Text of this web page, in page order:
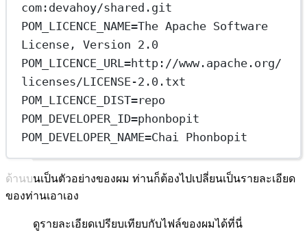
com:devahoy/shared.git
POM_LICENCE_NAME=The Apache Software
License, Version 2.0
POM_LICENCE_URL=http://www.apache.org/
licenses/LICENSE-2.0.txt
POM_LICENCE_DIST=repo
POM_DEVELOPER_ID=phonbopit
POM_DEVELOPER_NAME=Chai Phonbopit
ด้านบนเป็นตัวอย่างของผม ท่านก็ต้องไปเปลี่ยนเป็นรายละเอียด
ของท่านเอาเอง
ดูรายละเอียดเปรียบเทียบกับไฟล์ของผมได้ที่นี่